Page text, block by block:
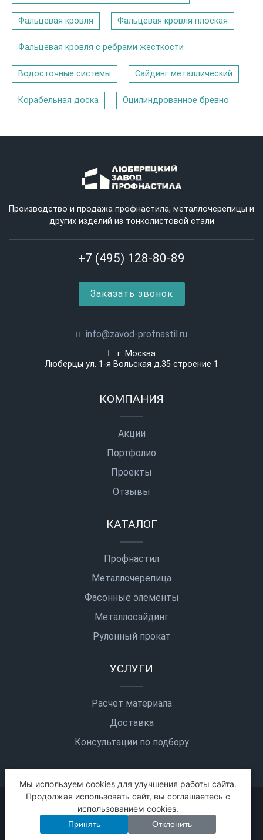
Фальцевая кровля Фальцевая кровля плоская
Фальцевая кровля с ребрами жесткости
Водосточные системы Сайдинг металлический
Корабельная доска Оцилиндрованное бревно
Производство и продажа профнастила, металлочерепицы и
других изделий из тонколистовой стали
+7 (495) 128-80-89
Заказать звонок
info@zavod-profnastil.ru
г. Москва
Люберцы ул. 1-я Вольская д.35 строение 1
КОМПАНИЯ
Акции
Портфолио
Проекты
Отзывы
КАТАЛОГ
Профнастил
Металлочерепица
Фасонные элементы
Металлосайдинг
Рулонный прокат
УСЛУГИ
Расчет материала
Доставка
Консультации по подбору
2026 © Все права защищены
Политика конфиденциальности
Карта сайта
Мы используем cookies для улучшения работы сайта.
Продолжая использовать сайт, вы соглашаетесь с
использованием cookies.
Принять Отклонить